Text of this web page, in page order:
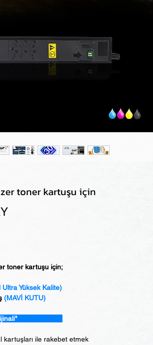
toner kartuşu için
Prix
toner kartuşu için;
Yüksek Kalite)
(MAVİ KUTU)
Orijinali"
kartuşları ile rakebet etmek